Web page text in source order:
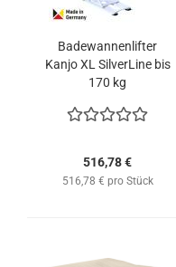
Badewannenlifter
Kanjo XL SilverLine bis
170 kg
516,78 €
516,78 € pro Stück